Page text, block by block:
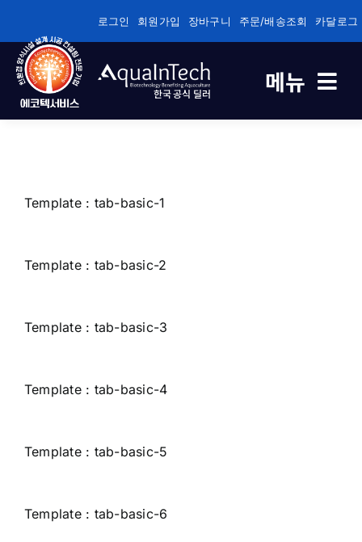
너
로그인 회원가입 장바구니 주문/배송조회 카달로그
한국 공식 딜러 메뉴
Template : tab-basic-1
Template : tab-basic-2
Template : tab-basic-3
Template : tab-basic-4
Template : tab-basic-5
Template : tab-basic-6